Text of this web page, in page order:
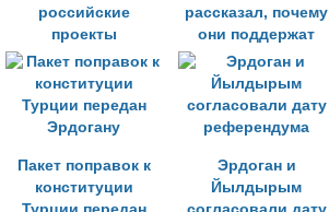
российские
проекты
рассказал, почему
они поддержат
изменение
Конституции
Пакет поправок к
конституции
Эрдоган и
Йылдырым